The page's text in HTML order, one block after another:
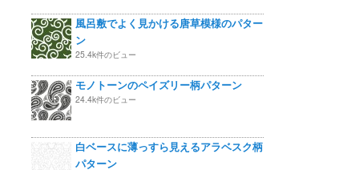
風呂敷でよく見かける唐草模様のパター
ン
25.4k件のビュー
モノトーンのペイズリー柄パターン
24.4k件のビュー
白ベースに薄っすら見えるアラベスク柄
パターン